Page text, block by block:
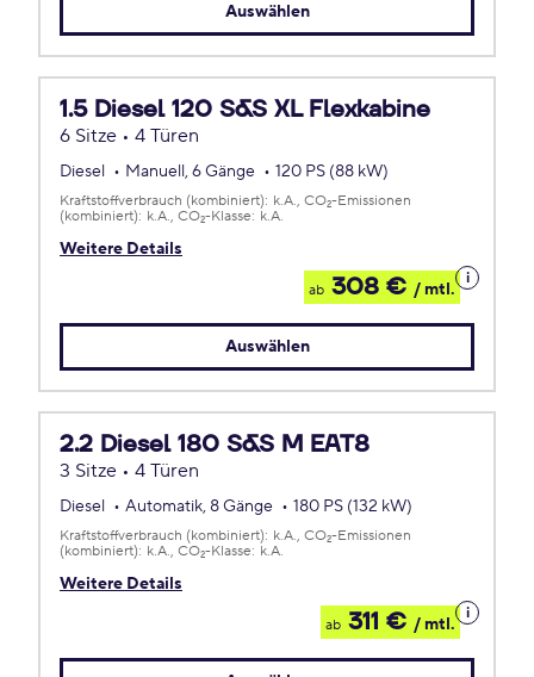
Auswählen
1.5 Diesel 120 S&S XL Flexkabine
6 Sitze • 4 Türen
Diesel Manuell, 6 Gänge 120 PS (88 kW)
Weitere Details
Kraftstoffverbrauch (kombiniert): k.A. CO2-Emissionen
(kombiniert): k.A. CO2-Klasse: k.A.
ab 308 € / mtl.
Details
zum
Auswählen
2.2 Diesel 180 S&S M EAT8
3 Sitze • 4 Türen
Diesel Automatik, 8 Gänge 180 PS (132 kW)
Weitere Details
Kraftstoffverbrauch (kombiniert): k.A. CO2-Emissionen
(kombiniert): k.A. CO2-Klasse: k.A.
ab 311 € / mtl.
Details
zum